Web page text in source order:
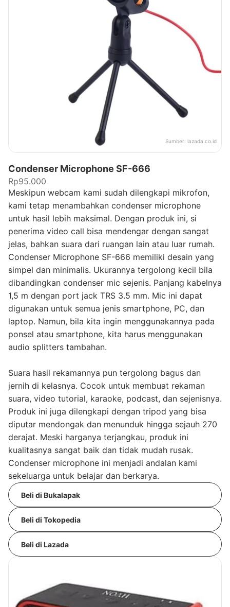
Sumber: lazada.co.id
Condenser Microphone SF-666
Rp95.000
Meskipun webcam kami sudah dilengkapi mikrofon,
kami tetap menambahkan condenser microphone
untuk hasil lebih maksimal. Dengan produk ini, si
penerima video call bisa mendengar dengan sangat
jelas, bahkan suara dari ruangan lain atau luar rumah.
Condenser Microphone SF-666 memiliki desain yang
simpel dan minimalis. Ukurannya tergolong kecil bila
dibandingkan condenser mic sejenis. Panjang kabelnya
1,5 m dengan port jack TRS 3.5 mm. Mic ini dapat
digunakan untuk semua jenis smartphone, PC, dan
laptop. Namun, bila kita ingin menggunakannya pada
ponsel atau smartphone, kita harus menggunakan
audio splitters tambahan.
Suara hasil rekamannya pun tergolong bagus dan
jernih di kelasnya. Cocok untuk membuat rekaman
suara, video tutorial, karaoke, podcast, dan sejenisnya.
Produk ini juga dilengkapi dengan tripod yang bisa
diputar mendongak dan menunduk hingga sejauh 270
derajat. Meski harganya terjangkau, produk ini
kualitasnya sangat baik dan tidak mudah rusak.
Condenser microphone ini menjadi andalan kami
sekeluarga untuk belajar dan berkarya.
Beli di Bukalapak
Beli di Tokopedia
Beli di Lazada